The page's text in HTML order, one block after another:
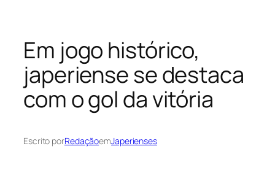
Em jogo histórico,
japeriense se destaca
com o gol da vitória
Escrito porRedaçãoemJaperienses